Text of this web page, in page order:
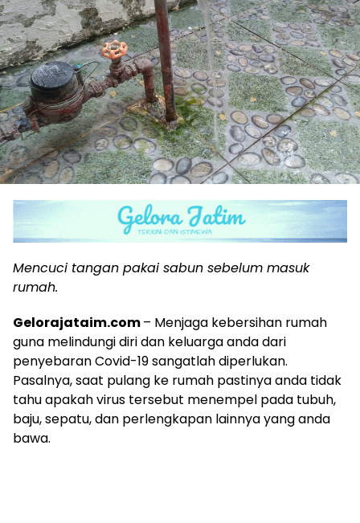
Mencuci tangan pakai sabun sebelum masuk
rumah.
Gelorajataim.com– Menjaga kebersihan rumah
guna melindungi diri dan keluarga anda dari
penyebaran Covid-19 sangatlah diperlukan.
Pasalnya, saat pulang ke rumah pastinya anda tidak
tahu apakah virus tersebut menempel pada tubuh,
baju, sepatu, dan perlengkapan lainnya yang anda
bawa.